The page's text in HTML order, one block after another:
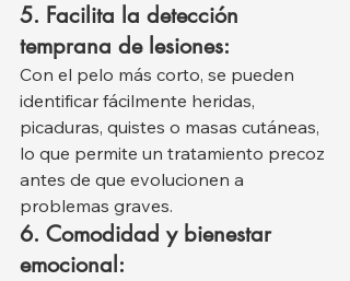
5. Facilita la detección
temprana de lesiones:
Con el pelo más corto, se pueden
identificar fácilmente heridas,
picaduras, quistes o masas cutáneas,
lo que permite un tratamiento precoz
antes de que evolucionen a
problemas graves.
6. Comodidad y bienestar
emocional: